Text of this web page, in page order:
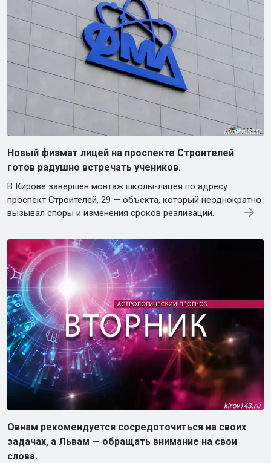
Новый физмат лицей на проспекте Строителей
готов радушно встречать учеников.
В Кирове завершён монтаж школы-лицея по адресу
проспект Строителей, 29 — объекта, который неоднократно
вызывал споры и изменения сроков реализации.
Овнам рекомендуется сосредоточиться на своих
задачах, а Львам — обращать внимание на свои
слова.